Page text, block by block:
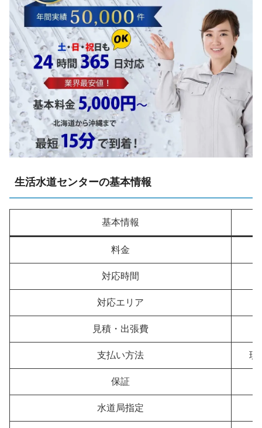
生活水道センターの基本情報
基本情報
料金
対応時間
対応エリア
見積・出張費
支払い方法 現
保証
水道局指定